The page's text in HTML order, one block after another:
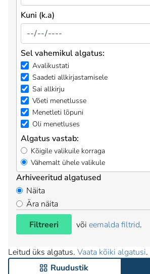
Kuni (k.a)
Sel vahemikul algatus:
Avalikustati
Saadeti allkirjastamisele
Sai allkirju
Võeti menetlusse
Menetleti lõpuni
Oli menetluses
Algatus vastab:
Kõigile valikuile korraga
Vähemalt ühele valikule
Arhiveeritud algatused
Näita
Ära näita
Filtreeri
või eemalda filtrid.
Leitud üks algatus. Vaata kõiki algatusi.
Ruudustik